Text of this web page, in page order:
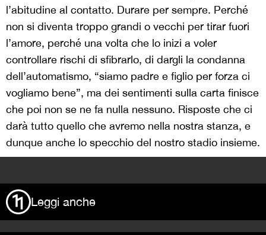
l’abitudine al contatto. Durare per sempre. Perché
non si diventa troppo grandi o vecchi per tirar fuori
l’amore, perché una volta che lo inizi a voler
controllare rischi di sfibrarlo, di dargli la condanna
dell’automatismo, “siamo padre e figlio per forza ci
vogliamo bene”, ma dei sentimenti sulla carta finisce
che poi non se ne fa nulla nessuno. Risposte che ci
darà tutto quello che avremo nella nostra stanza, e
dunque anche lo specchio del nostro stadio insieme.
Leggi anche